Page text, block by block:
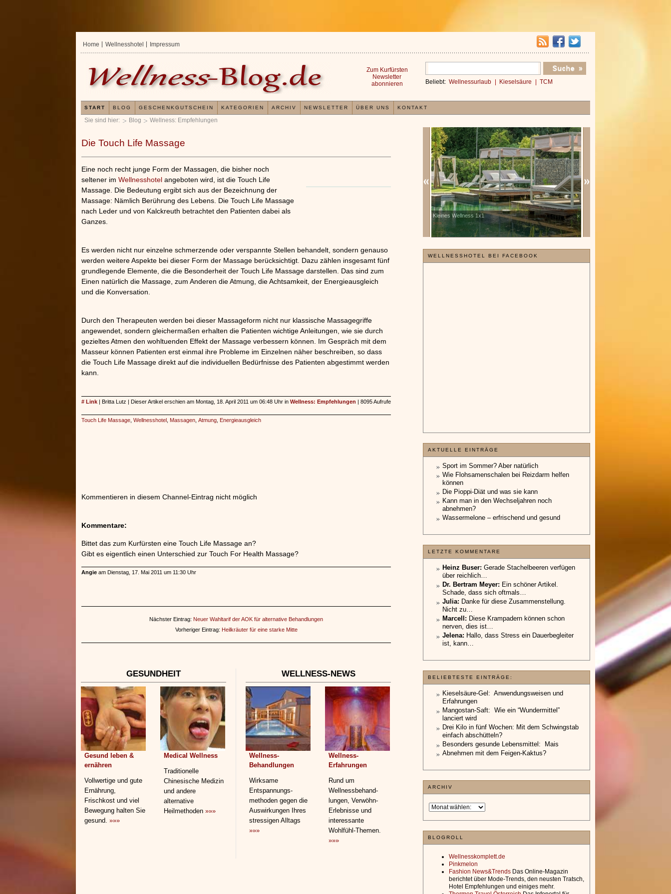
Sie sind hier: Blog Wellness: Empfehlungen
Die Touch Life Massage
Eine noch recht junge Form der Massagen, die bisher noch
seltener im Wellnesshotel angeboten wird, ist die Touch Life
Massage. Die Bedeutung ergibt sich aus der Bezeichnung der
Massage: Nämlich Berührung des Lebens. Die Touch Life Massage
nach Leder und von Kalckreuth betrachtet den Patienten dabei als
Ganzes.
Es werden nicht nur einzelne schmerzende oder verspannte Stellen behandelt, sondern genauso
werden weitere Aspekte bei dieser Form der Massage berücksichtigt. Dazu zählen insgesamt fünf
grundlegende Elemente, die die Besonderheit der Touch Life Massage darstellen. Das sind zum
Einen natürlich die Massage, zum Anderen die Atmung, die Achtsamkeit, der Energieausgleich
und die Konversation.
Durch den Therapeuten werden bei dieser Massageform nicht nur klassische Massagegriffe
angewendet, sondern gleichermaßen erhalten die Patienten wichtige Anleitungen, wie sie durch
gezieltes Atmen den wohltuenden Effekt der Massage verbessern können. Im Gespräch mit dem
Masseur können Patienten erst einmal ihre Probleme im Einzelnen näher beschreiben, so dass
die Touch Life Massage direkt auf die individuellen Bedürfnisse des Patienten abgestimmt werden
kann.
# Link | Britta Lutz | Dieser Artikel erschien am Montag, 18. April 2011 um 06:48 Uhr in Wellness: Empfehlungen | 8095 Aufrufe
Touch Life Massage Wellnesshotel Massagen Atmung Energieausgleich
Kommentieren in diesem Channel-Eintrag nicht möglich
Kommentare:
Bittet das zum Kurfürsten eine Touch Life Massage an?
Gibt es eigentlich einen Unterschied zur Touch For Health Massage?
Angie am Dienstag, 17. Mai 2011 um 11:30 Uhr
Nächster Eintrag: Neuer Wahltarif der AOK für alternative Behandlungen
Vorheriger Eintrag: Heilkräuter für eine starke Mitte
GESUNDHEIT
Gesund leben &
ernähren
Vollwertige und gute
Ernährung,
Frischkost und viel
Bewegung halten Sie
gesund. »»»
Medical Wellness
Traditionelle
Chinesische Medizin
und andere
alternative
Heilmethoden »»»
WELLNESS-NEWS
Wellness-
Behandlungen
Wirksame
Entspannungs­
methoden gegen die
Auswirkungen Ihres
stressigen Alltags
»»»
Wellness-
Erfahrungen
Rund um
Wellnessbehand­
lungen, Verwöhn-
Erlebnisse und
interessante
Wohlfühl-Themen.
»»»
Erfahrungen mit und Anwendungsweisen von
x
Kleines Wellness 1x1
»»»
WELLNESSHOTEL BEI FACEBOOK
AKTUELLE EINTRÄGE
Sport im Sommer? Aber natürlich
Wie Flohsamenschalen bei Reizdarm helfen
können
Die Pioppi-Diät und was sie kann
Kann man in den Wechseljahren noch
abnehmen?
Wassermelone – erfrischend und gesund
LETZTE KOMMENTARE
Heinz Buser: Gerade Stachelbeeren verfügen
über reichlich…
Dr. Bertram Meyer: Ein schöner Artikel.
Schade, dass sich oftmals…
Julia: Danke für diese Zusammenstellung.
Nicht zu…
Marcell: Diese Krampadern können schon
nerven, dies ist…
Jelena: Hallo, dass Stress ein Dauerbegleiter
ist, kann…
BELIEBTESTE EINTRÄGE:
Kieselsäure-Gel: Anwendungsweisen und
Erfahrungen
Mangostan-Saft: Wie ein “Wundermittel”
lanciert wird
Drei Kilo in fünf Wochen: Mit dem Schwingstab
einfach abschütteln?
Besonders gesunde Lebensmittel: Mais
Abnehmen mit dem Feigen-Kaktus?
ARCHIV
BLOGROLL
Wellnesskomplett.de
Pinkmelon
Fashion News&Trends Das Online-Magazin
berichtet über Mode-Trends, den neusten Tratsch,
Hotel Empfehlungen und einiges mehr.
Home Wellnesshotel Impressum
Beliebt: Wellnessurlaub Kieselsäure TCM
Zum Kurfürsten
Newsletter
abonnieren
START BLOG GESCHENKGUTSCHEIN KATEGORIEN ARCHIV NEWSLETTER ÜBER UNS KONTAKT